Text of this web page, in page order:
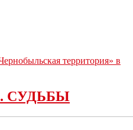
территория» в
СУДЬБЫ